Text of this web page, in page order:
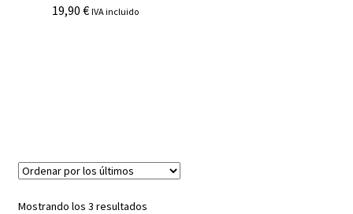
19,90€ IVA incluido
Mostrando los 3 resultadosOrdenado